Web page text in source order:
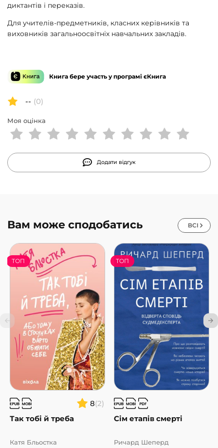
диктантів і переказів.
Для учителів-предметників, класних керівників та
виховників загальноосвітніх навчальних закладів.
Книга бере участь у програмі єКнига
-- (0)
Моя оцінка
Додати відгук
Вам може сподобатись ВСІ
8(2)
Так тобі й треба
ТОП
Катя Бльостка
Сім етапів смерті
ТОП
Ричард Шеперд